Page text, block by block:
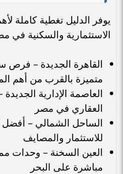
يوفر الدليل تغطية كاملة
الاستثمارية والسكنية في
القاهرة الجديدة – فرص
متميزة بالقرب من أهم
العاصمة الإدارية
العقاري في مصر
الساحل الشمالي – أفضل
للاستثمار والمصايف
العين السخنة – وحدات
مباشرة على البحر